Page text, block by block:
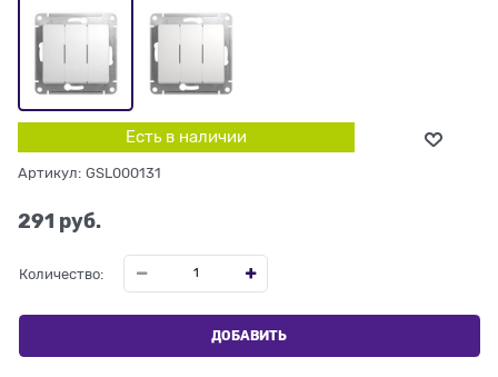
Есть в наличии
Артикул: GSL000131
291 руб.
Количество:
ДОБАВИТЬ